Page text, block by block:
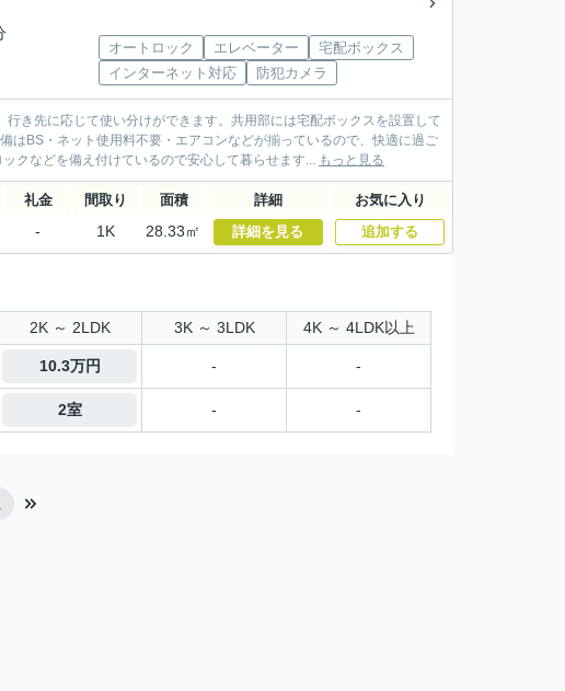
オートロック エレベーター
宅配ボックス
インターネット対応
防犯カメラ
き先に応じて使い分けができます。共用部には宅配ボックスを設置して
はBS・ネット使用料不要・エアコンなどが揃っているので、快適に過ご
クなどを備え付けているので安心して暮らせます... もっと見る
礼金 間取り 面積 詳細 お気に入り
- 1K 28.33㎡ 詳細を見る 追加する
2K ～ 2LDK 3K ～ 3LDK 4K ～ 4LDK以上
10.3万円 - -
2室 - -